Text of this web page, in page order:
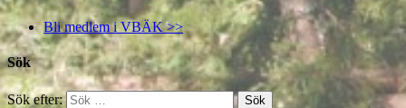
Bli medlem i VBÄK >>
Sök
Sök efter: